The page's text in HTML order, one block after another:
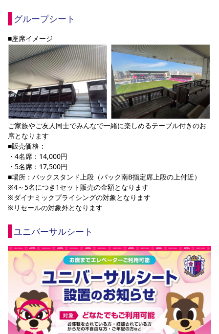
グループシート
■座席イメージ
ご家族やご友人同士でみんなで一緒に楽しめるテーブル付きのお
席となります
■販売価格：
・4名席：14,000円
・5名席：17,500円
■場所：バックスタンド上段（バック南B指定席上段の上付近）
※4～5名につき1セット販売の金額となります
※ダイナミックプライシングの対象となります
※リセールの対象外となります
ユニバーサルシート